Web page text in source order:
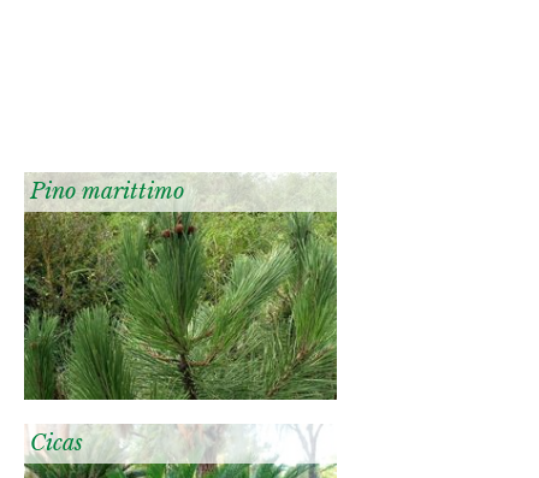
Pino marittimo
Cicas